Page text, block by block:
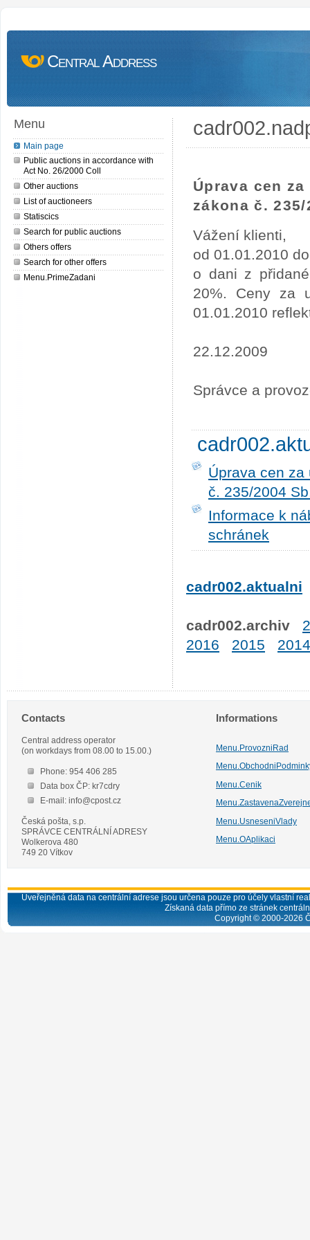
Central Address
Menu
Main page
Public auctions in accordance with
Act No. 26/2000 Coll
Other auctions
List of auctioneers
Statiscics
Search for public auctions
Others offers
Search for other offers
Menu.PrimeZadani
Úprava cen
zákona č. 235/
Vážení klienti,
od 01.01.2010
o dani z
20%. Ceny za
01.01.2010
22.12.2009
Správce a
Úprava cen
č. 235/2004
Informace k
schránek
cadr002.aktualni
cadr002.archiv
2016
2015 2014
Contacts
Central address operator
(on workdays from 08.00 to 15.00.)
Phone: 954 406 285
Data box ČP: kr7cdry
E-mail: info@cpost.cz
Česká pošta, s.p.
SPRÁVCE CENTRÁLNÍ ADRESY
Wolkerova 480
749 20 Vítkov
Informations
Menu.ProvozniRad
Menu.Cenik
Menu.UsneseniVlady
Menu.OAplikaci
Uveřejněná data na centrální adrese jsou určena pouze pro účely vlastní
Získaná data přímo ze stránek
Copyright © 2000-2026